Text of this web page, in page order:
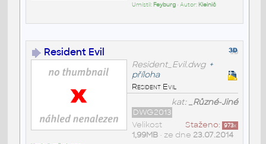
Umístil: Feyburg• Autor: Kleinič
Resident Evil
Resident_Evil.dwg +
příloha
Resident Evil
kat:_Různé-Jiné
DWG2013
Staženo: 973x
Velikost
1,99MB• ze dne 23.07.2014